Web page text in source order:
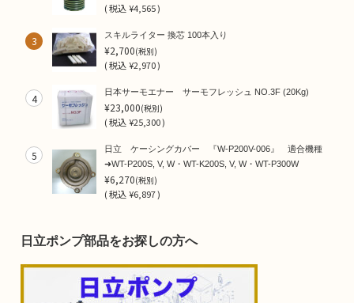
(税込¥4,565 )
3 スキルライター 換芯 100本入り
¥2,700(税別)
(税込¥2,970 )
4 日本サーモエナー サーモフレッシュ NO.3F (20Kg)
¥23,000(税別)
(税込¥25,300 )
5
日立 ケーシングカバー 『W-P200V-006』 適合機種
➜WT-P200S, V, W・WT-K200S, V, W・WT-P300W
¥6,270(税別)
(税込¥6,897 )
日立ポンプ部品をお探しの方へ